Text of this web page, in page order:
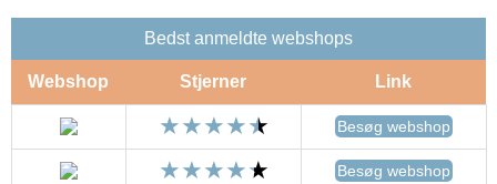
Bedst anmeldte webshops
Webshop Stjerner Link
Besøg webshop
Besøg webshop